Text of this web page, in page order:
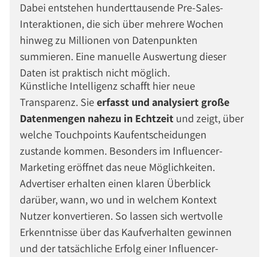
Dabei entstehen hunderttausende Pre-Sales-
Interaktionen, die sich über mehrere Wochen
hinweg zu Millionen von Datenpunkten
summieren. Eine manuelle Auswertung dieser
Daten ist praktisch nicht möglich.
Künstliche Intelligenz schafft hier neue
Transparenz. Sieerfasst und analysiert große
Datenmengen nahezu in Echtzeit und zeigt, über
welche Touchpoints Kaufentscheidungen
zustande kommen. Besonders im Influencer-
Marketing eröffnet das neue Möglichkeiten.
Advertiser erhalten einen klaren Überblick
darüber, wann, wo und in welchem Kontext
Nutzer konvertieren. So lassen sich wertvolle
Erkenntnisse über das Kaufverhalten gewinnen
und der tatsächliche Erfolg einer Influencer-